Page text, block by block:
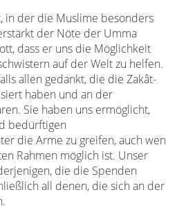
in der die Muslime besonders
der Nöte der Umma
dass er uns die Möglichkeit
auf der Welt zu helfen.
allen gedankt, die die Zakât-
haben und an der
Sie haben uns ermöglicht,
bedürftigen
die Arme zu greifen, auch wen
Rahmen möglich ist. Unser
die die Spenden
all denen, die sich an der